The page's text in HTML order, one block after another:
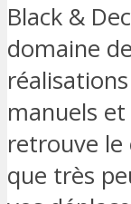
Black &
domaine
manuels et
retrouve le
que très